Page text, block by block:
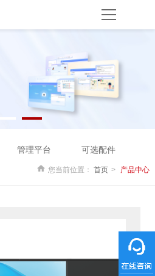
管理平台 可选配件
您当前位置： 首页 产品中心